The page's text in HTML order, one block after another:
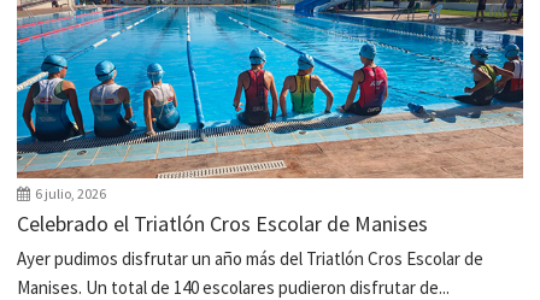
6 julio, 2026
Celebrado el Triatlón Cros Escolar de Manises
Ayer pudimos disfrutar un año más del Triatlón Cros Escolar de
Manises. Un total de 140 escolares pudieron disfrutar de...